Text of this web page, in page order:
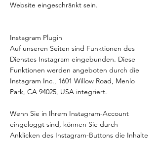
Website eingeschränkt sein.
Instagram Plugin
Auf unseren Seiten sind Funktionen des
Dienstes Instagram eingebunden. Diese
Funktionen werden angeboten durch die
Instagram Inc., 1601 Willow Road, Menlo
Park, CA 94025, USA integriert.
Wenn Sie in Ihrem Instagram-Account
eingeloggt sind, können Sie durch
Anklicken des Instagram-Buttons die Inhalte